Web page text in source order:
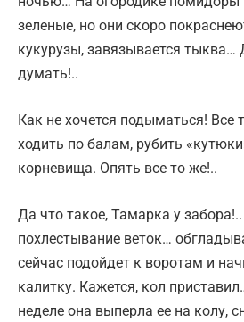
зеленые, но они скоро
кукурузы, завязывается тыква…
думать!..
Как не хочется подыматься! Все
ходить по балам, рубить
корневища. Опять все то же!..
Да что такое, Тамарка у
похлестывание веток…
сейчас подойдет к воротам и
калитку. Кажется, кол
неделе она выперла ее на колу,